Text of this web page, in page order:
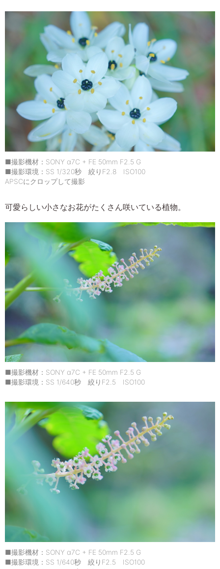
■撮影機材：SONY α7C + FE 50mm F2.5 G
■撮影環境：SS 1/320秒 絞りF2.8 ISO100
APSCにクロップして撮影
可愛らしい小さなお花がたくさん咲いている植物。
■撮影機材：SONY α7C + FE 50mm F2.5 G
■撮影環境：SS 1/640秒 絞りF2.5 ISO100
■撮影機材：SONY α7C + FE 50mm F2.5 G
■撮影環境：SS 1/640秒 絞りF2.5 ISO100